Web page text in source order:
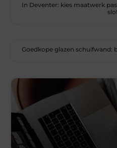
In Deventer: kies maatwerk
Goedkope glazen schuifwand: